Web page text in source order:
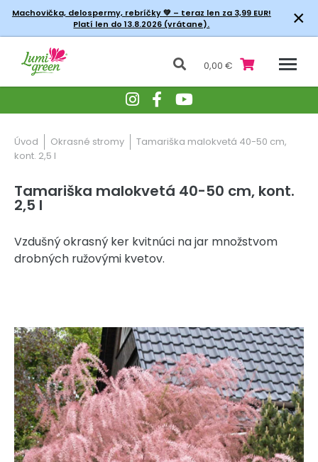
Machovička, delospermy, rebríčky💚 – teraz len za 3,99 EUR!
Platí len do 13.8.2026 (vrátane).
×
0,00 €
Úvod Okrasné stromy
Tamariška malokvetá 40-50 cm,
kont. 2,5 l
Tamariška malokvetá 40-50 cm, kont.
2,5 l
Vzdušný okrasný ker kvitnúci na jar množstvom
drobných ružovými kvetov.